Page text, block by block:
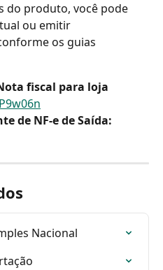
do produto, você pode
ou emitir
os guias
fiscal para loja
de NF-e de Saída:
Nacional